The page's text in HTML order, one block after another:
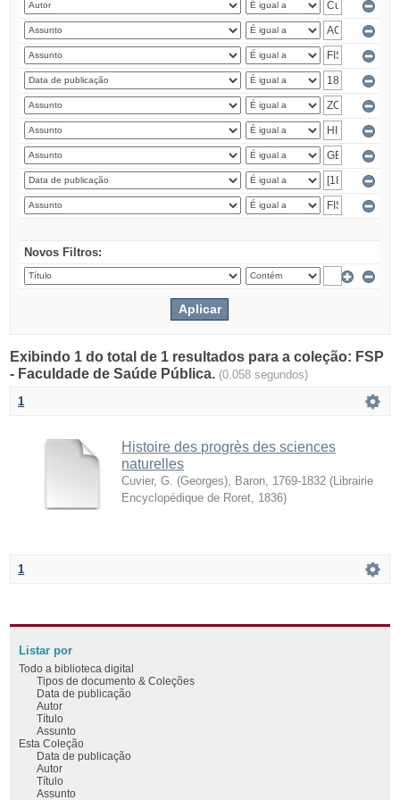
Novos Filtros:
Exibindo 1 do total de 1 resultados para a coleção: FSP
- Faculdade de Saúde Pública. (0.058 segundos)
1
Histoire des progrès des sciences
naturelles
Cuvier, G. (Georges), Baron, 1769-1832 ( Librairie
Encyclopédique de Roret 1836)
1
Listar por
Todo a biblioteca digital
Tipos de documento & Coleções
Data de publicação
Autor
Título
Assunto
Esta Coleção
Data de publicação
Autor
Título
Assunto